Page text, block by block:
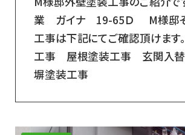
業 ガイナ 19-65Ｄ M様邸
工事は下記にてご確認頂けます
工事 屋根塗装工事 玄関入
塀塗装工事